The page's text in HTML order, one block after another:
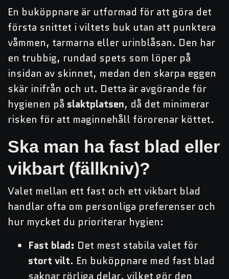
En buköppnare är utformad för att göra det
första snittet i viltets buk utan att punktera
våmmen, tarmarna eller urinblåsan. Den har
en trubbig, rundad spets som löper på
insidan av skinnet, medan den skarpa eggen
skär inifrån och ut. Detta är avgörande för
hygienen på slaktplatsen, då det minimerar
risken för att maginnehåll förorenar köttet.
Ska man ha fast blad eller
vikbart (fällkniv)?
Valet mellan ett fast och ett vikbart blad
handlar ofta om personliga preferenser och
hur mycket du prioriterar hygien:
Fast blad: Det mest stabila valet för
stort vilt. En buköppnare med fast blad